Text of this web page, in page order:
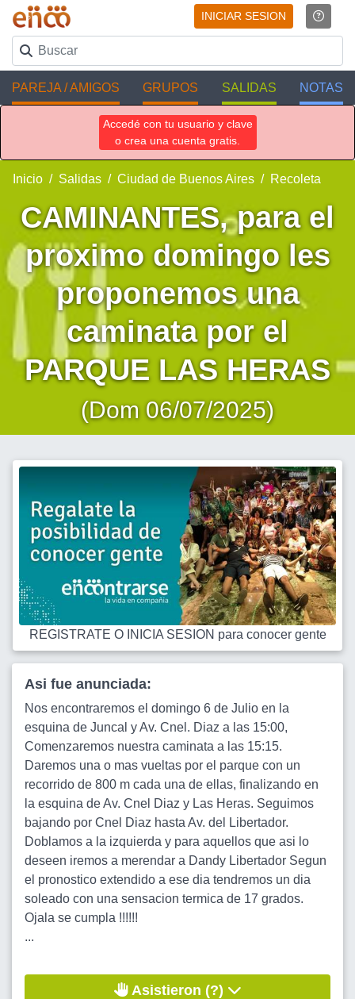
INICIAR SESION
PAREJA / AMIGOS GRUPOS SALIDAS NOTAS
Accedé con tu usuario y clave
o crea una cuenta gratis.
Inicio Salidas Ciudad de Buenos Aires Recoleta
CAMINANTES, para el
proximo domingo les
proponemos una
caminata por el
PARQUE LAS HERAS
(Dom 06/07/2025)
REGISTRATE O INICIA SESION para conocer gente
Asi fue anunciada:
Nos encontraremos el domingo 6 de Julio en la
esquina de Juncal y Av. Cnel. Diaz a las 15:00,
Comenzaremos nuestra caminata a las 15:15.
Daremos una o mas vueltas por el parque con un
recorrido de 800 m cada una de ellas, finalizando en
la esquina de Av. Cnel Diaz y Las Heras. Seguimos
bajando por Cnel Diaz hasta Av. del Libertador.
Doblamos a la izquierda y para aquellos que asi lo
deseen iremos a merendar a Dandy Libertador Segun
el pronostico extendido a ese dia tendremos un dia
soleado con una sensacion termica de 17 grados.
Ojala se cumpla !!!!!!
...
Asistieron (?)